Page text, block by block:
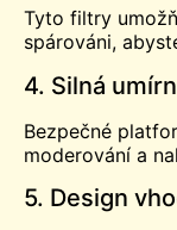
Tyto filtry
spárováni,
4. Silná
Bezpečné
moderování a
5. Design